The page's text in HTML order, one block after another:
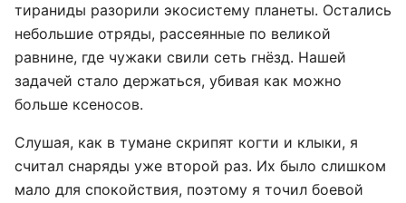
тираниды разорили экосистему планеты. Остались
небольшие отряды, рассеянные по великой
равнине, где чужаки свили сеть гнёзд. Нашей
задачей стало держаться, убивая как можно
больше ксеносов.
Слушая, как в тумане скрипят когти и клыки, я
считал снаряды уже второй раз. Их было слишком
мало для спокойствия, поэтому я точил боевой